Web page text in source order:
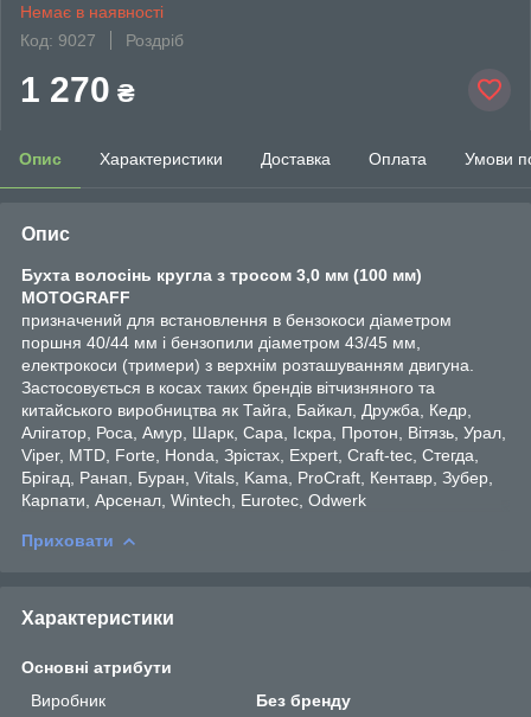
Немає в наявності
Код: 9027
Роздріб
1 270 ₴
Опис Характеристики Доставка Оплата Умови
Опис
Бухта волосінь кругла з тросом 3,0 мм (100 мм)
MOTOGRAFF
призначений для встановлення в бензокоси діаметром
поршня 40/44 мм і бензопили діаметром 43/45 мм,
електрокоси (тримери) з верхнім розташуванням двигуна.
Застосовується в косах таких брендів вітчизняного та
китайського виробництва як Тайга, Байкал, Дружба, Кедр,
Алігатор, Роса, Амур, Шарк, Сара, Іскра, Протон, Вітязь, Урал,
Viper, MTD, Forte, Honda, Зрістах, Expert, Craft-tec, Стегда,
Брігад, Ранап, Буран, Vitals, Kama, ProCraft, Кентавр, Зубер,
Карпати, Арсенал, Wintech, Eurotec, Odwerk
Приховати
Характеристики
Основні атрибути
Виробник
Без бренду